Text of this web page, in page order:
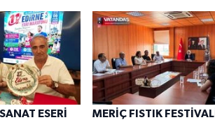
ESERİ
MERİÇ FISTIK FESTİVALİ